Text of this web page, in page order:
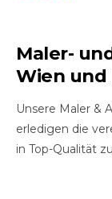
Maler-
Wien und
Unsere Maler &
erledigen die
in Top-Qualität